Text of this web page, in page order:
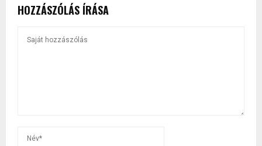
HOZZÁSZÓLÁS ÍRÁSA